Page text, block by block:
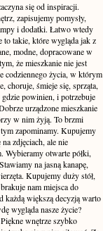
się od inspiracji.
zapisujemy pomysły,
i dodatki. Łatwo wtedy
to takie, które wygląda jak z
modne, dopracowane w
że mieszkanie nie jest
codziennego życia, w którym
choruje, śmieje się, sprząta,
gdzie powinien, i potrzebuje
urządzone mieszkanie
w nim żyją. To brzmi
zapominamy. Kupujemy
zdjęciach, ale nie
Wybieramy otwarte półki,
na jasną kanapę,
Kupujemy duży stół,
nam miejsca do
każdą większą decyzją warto
wygląda nasze życie?
wnętrze szybko